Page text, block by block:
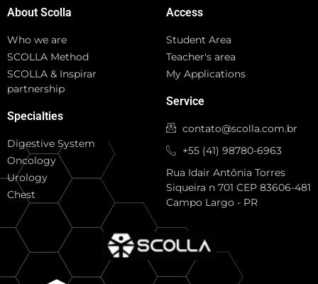
About Scolla
Who we are
SCOLLA Method
SCOLLA & Inspirar
partnership
Specialties
Digestive System
Oncology
Urology
Chest
Access
Student Area
Teacher's area
My Applications
Service
contato@scolla.com.br
+55 (41) 98780-6963
Rua Idair Antônia Torres
Siqueira n 701 CEP 83606-481
Campo Largo - PR